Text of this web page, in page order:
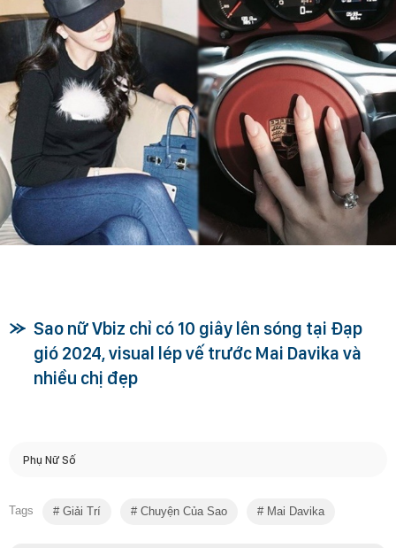
Sao nữ Vbiz chỉ có 10 giây lên sóng tại Đạp
gió 2024, visual lép vế trước Mai Davika và
nhiều chị đẹp
Phụ Nữ Số
Tags Giải Trí Chuyện Của Sao Mai Davika